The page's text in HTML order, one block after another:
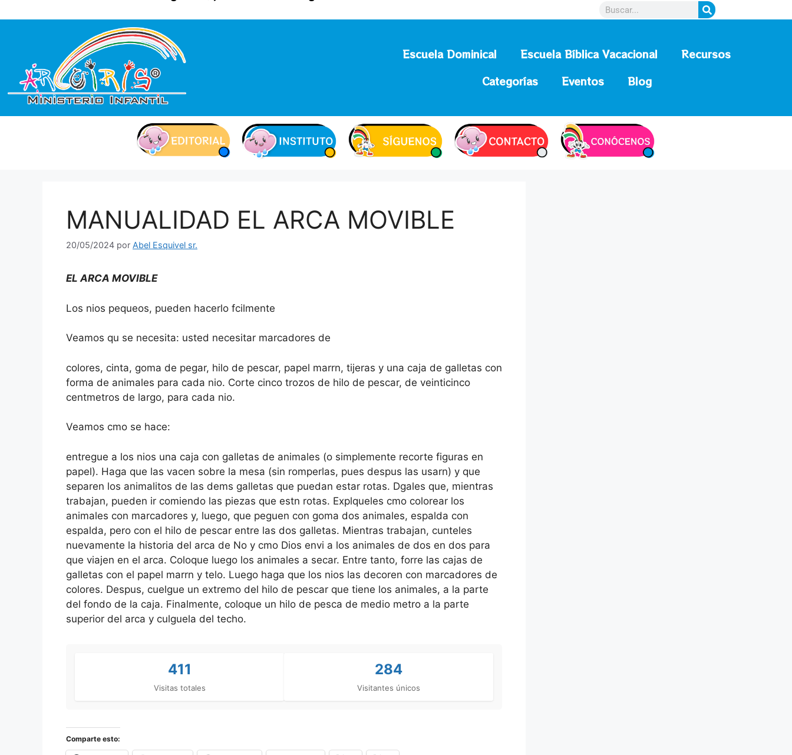
Escuela Dominical Escuela Bíblica Vacacional
Recursos
Categorías
Eventos Blog
MANUALIDAD EL ARCA MOVIBLE
20/05/2024 por Abel Esquivel sr.
EL ARCA MOVIBLE
Los nios pequeos, pueden hacerlo fcilmente
Veamos qu se necesita: usted necesitar marcadores de
colores, cinta, goma de pegar, hilo de pescar, papel marrn, tijeras y una caja de galletas con
forma de animales para cada nio. Corte cinco trozos de hilo de pescar, de veinticinco
centmetros de largo, para cada nio.
Veamos cmo se hace:
entregue a los nios una caja con galletas de animales (o simplemente recorte figuras en
papel). Haga que las vacen sobre la mesa (sin romperlas, pues despus las usarn) y que
separen los animalitos de las dems galletas que puedan estar rotas. Dgales que, mientras
trabajan, pueden ir comiendo las piezas que estn rotas. Explqueles cmo colorear los
animales con marcadores y, luego, que peguen con goma dos animales, espalda con
espalda, pero con el hilo de pescar entre las dos galletas. Mientras trabajan, cunteles
nuevamente la historia del arca de No y cmo Dios envi a los animales de dos en dos para
que viajen en el arca. Coloque luego los animales a secar. Entre tanto, forre las cajas de
galletas con el papel marrn y telo. Luego haga que los nios las decoren con marcadores de
colores. Despus, cuelgue un extremo del hilo de pescar que tiene los animales, a la parte
del fondo de la caja. Finalmente, coloque un hilo de pesca de medio metro a la parte
superior del arca y culguela del techo.
411
Visitas totales
284
Visitantes únicos
Comparte esto: